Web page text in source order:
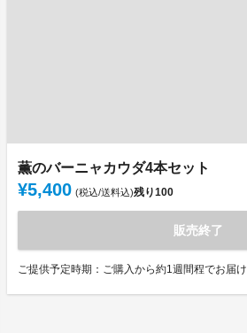
薫のバーニャカウダ4本セット
¥5,400 (税込/送料込)残り100
販売終了
ご提供予定時期：ご購入から約1週間程でお届け